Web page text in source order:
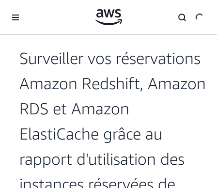
Surveiller vos réservations
Amazon Redshift, Amazon
RDS et Amazon
ElastiCache grâce au
rapport d'utilisation des
instances réservées de